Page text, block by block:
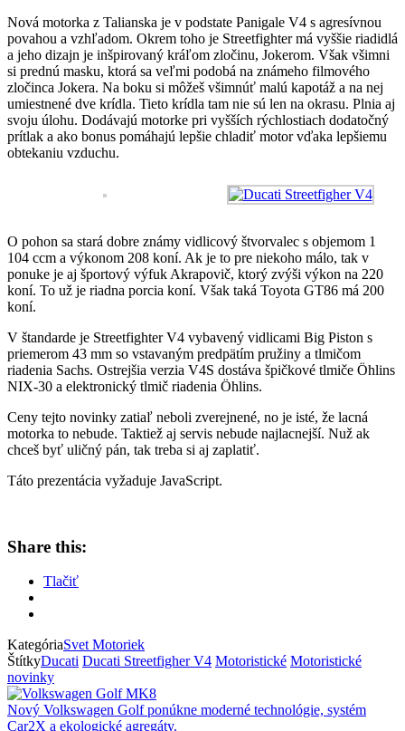
Nová motorka z Talianska je v podstate Panigale V4 s agresívnou
povahou a vzhľadom. Okrem toho je Streetfighter má vyššie riadidlá
a jeho dizajn je inšpirovaný kráľom zločinu, Jokerom. Však všimni
si prednú masku, ktorá sa veľmi podobá na známeho filmového
zločinca Jokera. Na boku si môžeš všimnúť malú kapotáž a na nej
umiestnené dve krídla. Tieto krídla tam nie sú len na okrasu. Plnia aj
svoju úlohu. Dodávajú motorke pri vyšších rýchlostiach dodatočný
prítlak a ako bonus pomáhajú lepšie chladiť motor vďaka lepšiemu
obtekaniu vzduchu.
O pohon sa stará dobre známy vidlicový štvorvalec s objemom 1
104 ccm a výkonom 208 koní. Ak je to pre niekoho málo, tak v
ponuke je aj športový výfuk Akrapovič, ktorý zvýši výkon na 220
koní. To už je riadna porcia koní. Však taká Toyota GT86 má 200
koní.
V štandarde je Streetfighter V4 vybavený vidlicami Big Piston s
priemerom 43 mm so vstavaným predpätím pružiny a tlmičom
riadenia Sachs. Ostrejšia verzia V4S dostáva špičkové tlmiče Öhlins
NIX-30 a elektronický tlmič riadenia Öhlins.
Ceny tejto novinky zatiaľ neboli zverejnené, no je isté, že lacná
motorka to nebude. Taktiež aj servis nebude najlacnejší. Nuž ak
chceš byť uličný pán, tak treba si aj zaplatiť.
Táto prezentácia vyžaduje JavaScript.
Share this:
Tlačiť
KategóriaSvet Motoriek
ŠtítkyDucati Ducati Streetfigher V4 Motoristické Motoristické
novinky
Nový Volkswagen Golf ponúkne moderné technológie, systém
Car2X a ekologické agregáty.